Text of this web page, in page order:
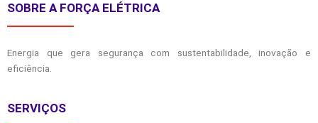
SOBRE A FORÇA ELÉTRICA
Energia que gera segurança com sustentabilidade, inovação e
eficiência.
SERVIÇOS